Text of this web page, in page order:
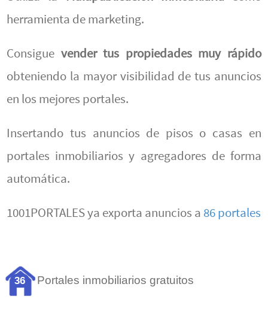
herramienta de marketing.
Consigue vender tus propiedades muy rápido
obteniendo la mayor visibilidad de tus anuncios
en los mejores portales.
Insertando tus anuncios de pisos o casas en
portales inmobiliarios y agregadores de forma
automática.
1001PORTALES ya exporta anuncios a 86 portales
36 Portales inmobiliarios gratuitos